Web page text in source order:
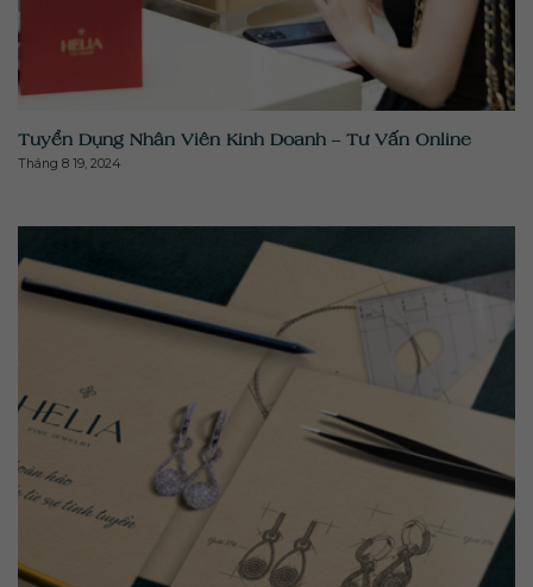
" class="attachment-medium size-medium wp-post-
image" alt="" >
Tuyển Dụng Nhân Viên Kinh Doanh – Tư Vấn Online
Tháng 8 19, 2024